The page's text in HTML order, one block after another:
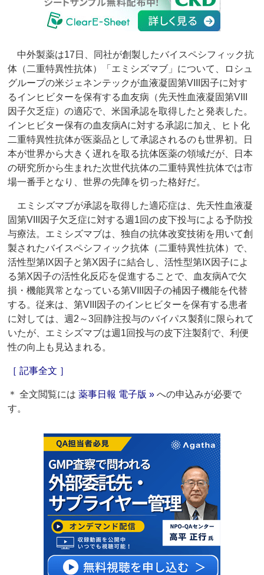
中外製薬は17日、同社が創製したバイスペシフィック抗
体（二重特異性抗体）「エミシズマブ」について、ロシュ
グループの米ジェネンテックが血液凝固第VIII因子に対す
るインヒビターを保有する血友病（先天性血液凝固第VIII
因子欠乏症）の適応で、米国承認を取得したと発表した。
インヒビター保有の血友病Aに対する承認に加え、ヒト化
二重特異性抗体が医薬品として承認されるのも世界初。日
本が世界から大きく遅れを取る抗体医薬の領域だが、日本
の研究所から生まれた次世代抗体の二重特異性抗体では市
場一番手となり、世界の先陣を切った格好だ。
エミシズマブが承認を取得した適応症は、先天性血液凝
固第VIII因子欠乏症に対する週1回の皮下投与による予防投
与療法。エミシズマブは、独自の抗体改変技術を用いて創
製されたバイスペシフィック抗体（二重特異性抗体）で、
活性型第IX因子と第X因子に結合し、活性型第IX因子によ
る第X因子の活性化反応を促進することで、血友病Aで欠
損・機能異常となっている第VIII因子の補因子機能を代替
する。従来は、第VIII因子のインヒビターを保有する患者
に対しては、週2～3回静注投与のバイパス製剤に限られて
いたが、エミシズマブは週1回投与の皮下注製剤で、利便
性の向上も見込まれる。
［ 記事全文 ］
＊ 全文閲覧には薬事日報 電子版 » への申込みが必要で
す。